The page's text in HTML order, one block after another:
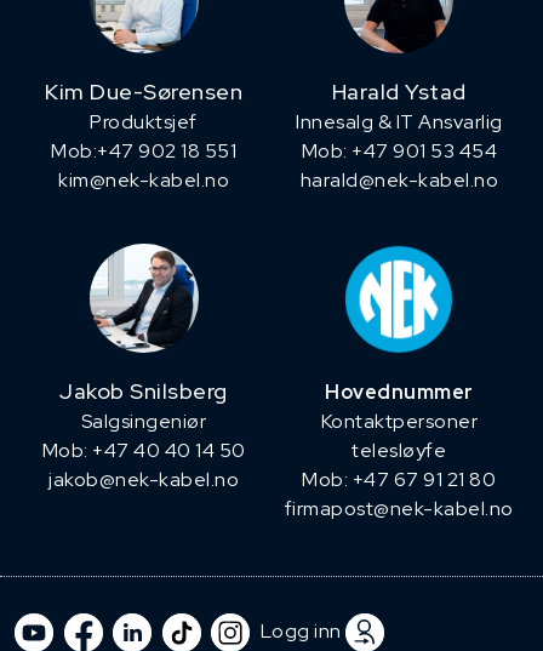
Kim Due-Sørensen
Produktsjef
​Mob:+47 902 18 551
kim@nek-kabel.no
Harald Ystad
Innesalg & IT Ansvarlig
Mob: +47 901 53 454
harald@nek-kabel.no
Jakob Snilsberg
​Salgsingeniør
Mob: +47 40 40 14 50
jakob@nek-kabel.no
Hovednummer
Kontaktpersoner
telesløyfe
Mob: +47 67 91 21 80
firmapost@nek-kabel.no
Logg inn